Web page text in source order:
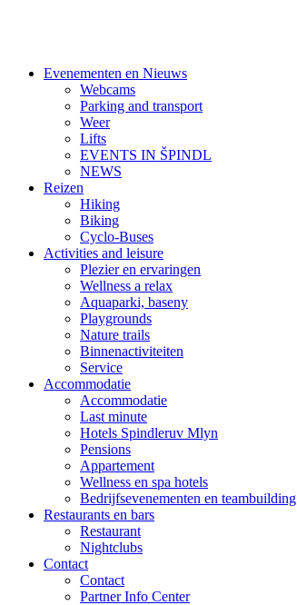
Evenementen en Nieuws
Webcams
Parking and transport
Weer
Lifts
EVENTS IN ŠPINDL
NEWS
Reizen
Hiking
Biking
Cyclo-Buses
Activities and leisure
Plezier en ervaringen
Wellness a relax
Aquaparki, baseny
Playgrounds
Nature trails
Binnenactiviteiten
Service
Accommodatie
Accommodatie
Last minute
Hotels Spindleruv Mlyn
Pensions
Appartement
Wellness en spa hotels
Bedrijfsevenementen en teambuilding
Restaurants en bars
Restaurant
Nightclubs
Contact
Contact
Partner Info Center